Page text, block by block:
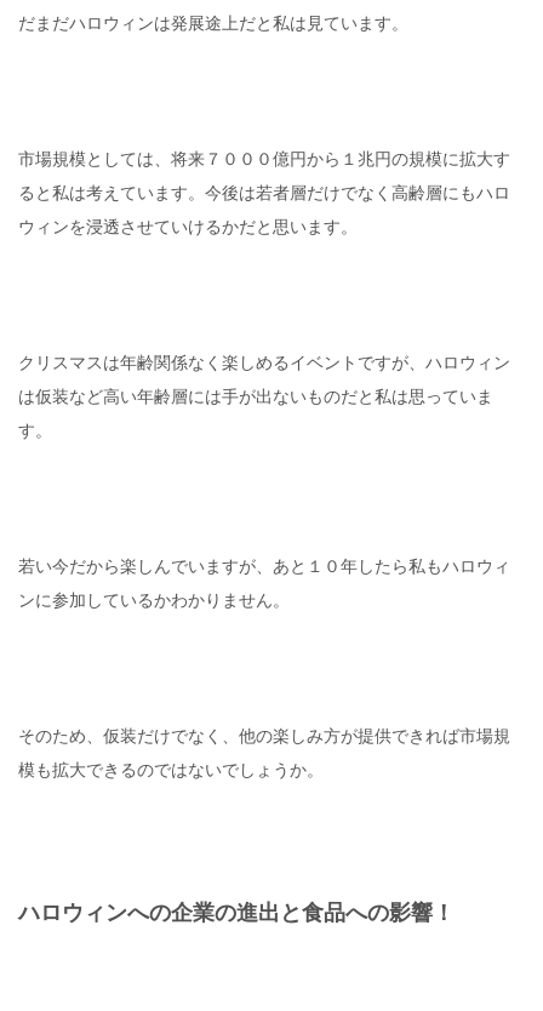
だまだハロウィンは発展途上だと私は見ています。
市場規模としては、将来７０００億円から１兆円の規模に拡大す
ると私は考えています。今後は若者層だけでなく高齢層にもハロ
ウィンを浸透させていけるかだと思います。
クリスマスは年齢関係なく楽しめるイベントですが、ハロウィン
は仮装など高い年齢層には手が出ないものだと私は思っていま
す。
若い今だから楽しんでいますが、あと１０年したら私もハロウィ
ンに参加しているかわかりません。
そのため、仮装だけでなく、他の楽しみ方が提供できれば市場規
模も拡大できるのではないでしょうか。
ハロウィンへの企業の進出と食品への影響！